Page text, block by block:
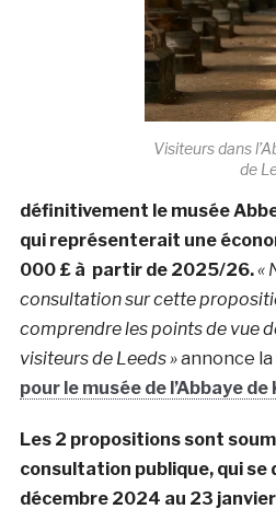
Visiteurs dans
de
définitivement le musée
qui représenterait une
000 £ à partir de 2025/26.«
consultation sur cette
comprendre les points de vue
visiteurs de Leeds »annonce la
pour le musée de l’Abbaye
Les 2 propositions sont
consultation publique, qui se
décembre 2024 au 23